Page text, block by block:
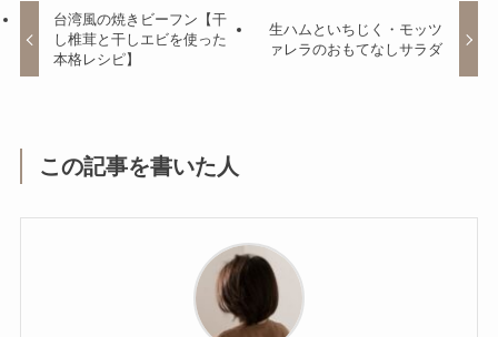
台湾風の焼きビーフン【干
し椎茸と干しエビを使った
本格レシピ】
生ハムといちじく・モッツ
ァレラのおもてなしサラダ
この記事を書いた人